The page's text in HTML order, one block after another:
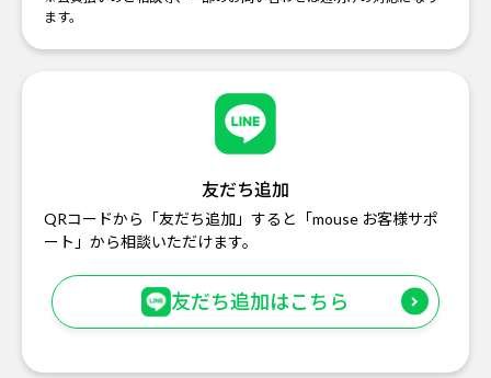
ます。
友だち追加
QRコードから「友だち追加」すると「mouse お客様サポ
ート」から相談いただけます。
友だち追加はこちら